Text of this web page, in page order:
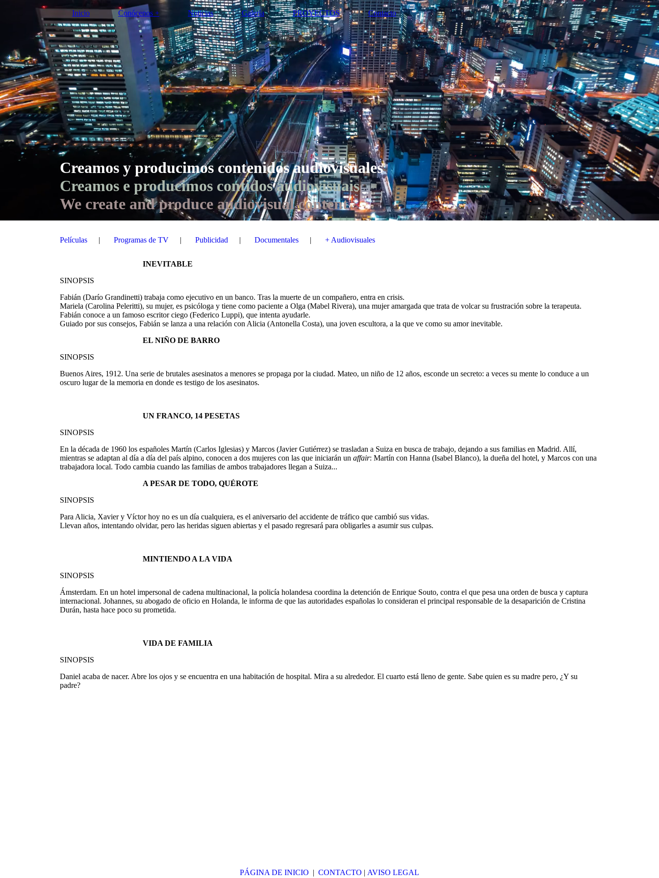
Inicio Conócenos + Noticias Galería PROYECTOS Contacto
Creamos y producimos contenidos audiovisuales
Creamos e producimos contidos audiovisuais
We create and produce audiovisual content
Películas Programas de TV Publicidad Documentales + Audiovisuales
INEVITABLE
SINOPSIS
Fabián (Darío Grandinetti) trabaja como ejecutivo en un banco. Tras la muerte de un compañero, entra en crisis.
Mariela (Carolina Peleritti), su mujer, es psicóloga y tiene como paciente a Olga (Mabel Rivera), una mujer amargada que trata de volcar su frustración sobre la terapeuta.
Fabián conoce a un famoso escritor ciego (Federico Luppi), que intenta ayudarle.
Guiado por sus consejos, Fabián se lanza a una relación con Alicia (Antonella Costa), una joven escultora, a la que ve como su amor inevitable.
EL NIÑO DE BARRO
SINOPSIS
Buenos Aires, 1912. Una serie de brutales asesinatos a menores se propaga por la ciudad. Mateo, un niño de 12 años, esconde un secreto: a veces su mente lo conduce a un
oscuro lugar de la memoria en donde es testigo de los asesinatos.
UN FRANCO, 14 PESETAS
SINOPSIS
En la década de 1960 los españoles Martín (Carlos Iglesias) y Marcos (Javier Gutiérrez) se trasladan a Suiza en busca de trabajo, dejando a sus familias en Madrid. Allí,
mientras se adaptan al día a día del país alpino, conocen a dos mujeres con las que iniciarán un affair: Martín con Hanna (Isabel Blanco), la dueña del hotel, y Marcos con una
trabajadora local. Todo cambia cuando las familias de ambos trabajadores llegan a Suiza...
A PESAR DE TODO, QUÉROTE
SINOPSIS
Para Alicia, Xavier y Víctor hoy no es un día cualquiera, es el aniversario del accidente de tráfico que cambió sus vidas.
Llevan años, intentando olvidar, pero las heridas siguen abiertas y el pasado regresará para obligarles a asumir sus culpas.
MINTIENDO A LA VIDA
SINOPSIS
Ámsterdam. En un hotel impersonal de cadena multinacional, la policía holandesa coordina la detención de Enrique Souto, contra el que pesa una orden de busca y captura
internacional. Johannes, su abogado de oficio en Holanda, le informa de que las autoridades españolas lo consideran el principal responsable de la desaparición de Cristina
Durán, hasta hace poco su prometida.
VIDA DE FAMILIA
SINOPSIS
Daniel acaba de nacer. Abre los ojos y se encuentra en una habitación de hospital. Mira a su alrededor. El cuarto está lleno de gente. Sabe quien es su madre pero, ¿Y su
padre?
PÁGINA DE INICIO | CONTACTO | AVISO LEGAL